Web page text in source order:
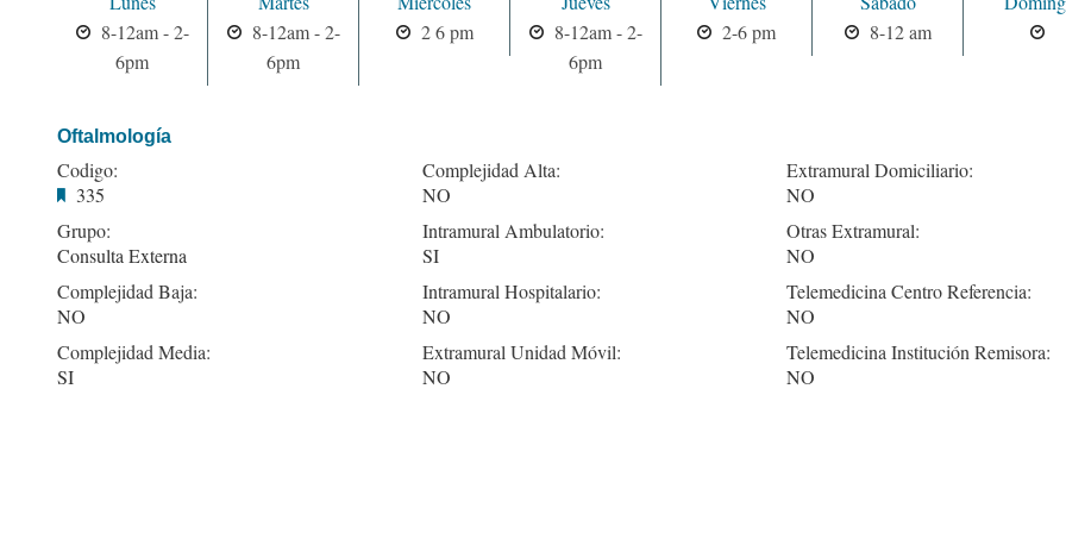
8-12am - 2-
6pm
8-12am - 2-
6pm
2 6 pm
8-12am - 2-
6pm
2-6 pm
8-12 am
Oftalmología
Codigo:
335
Grupo:
Consulta Externa
Complejidad Baja:
NO
Complejidad Media:
SI
Complejidad Alta:
NO
Intramural Ambulatorio:
SI
Intramural Hospitalario:
NO
Extramural Unidad Móvil:
NO
Extramural Domiciliario:
NO
Otras Extramural:
NO
Telemedicina Centro Referencia:
NO
Telemedicina Institución Remisora:
NO